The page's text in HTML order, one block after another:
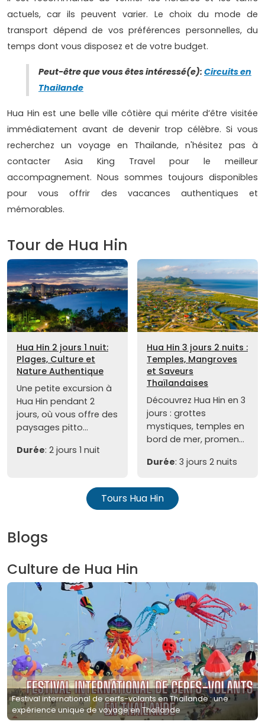
actuels, car ils peuvent varier. Le choix du mode de
transport dépend de vos préférences personnelles, du
temps dont vous disposez et de votre budget.
Peut-être que vous êtes intéressé(e): Circuits en
Thailande
Hua Hin est une belle ville côtière qui mérite d’être visitée
immédiatement avant de devenir trop célèbre. Si vous
recherchez un voyage en Thaïlande, n'hésitez pas à
contacter Asia King Travel pour le meilleur
accompagnement. Nous sommes toujours disponibles
pour vous offrir des vacances authentiques et
mémorables.
Tour de Hua Hin
Hua Hin 2 jours 1 nuit:
Plages, Culture et
Nature Authentique
Une petite excursion à
Hua Hin pendant 2
jours, où vous offre des
paysages pitto...
Durée: 2 jours 1 nuit
Hua Hin 3 jours 2 nuits :
Temples, Mangroves
et Saveurs
Thaïlandaises
Découvrez Hua Hin en 3
jours : grottes
mystiques, temples en
bord de mer, promen...
Durée: 3 jours 2 nuits
Tours Hua Hin
Blogs
Culture de Hua Hin
Festival international de cerfs-volants en Thaïlande : une
expérience unique de voyage en Thaïlande